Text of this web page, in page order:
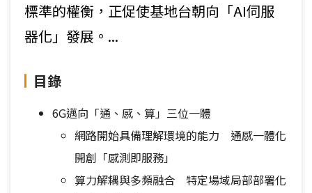
標準的權衡，正促使基地台朝向「AI伺服
器化」發展。...
目錄
6G邁向「通、感、算」三位一體
網路開始具備理解環境的能力 通感一體化
開創「感測即服務」
算力解耦與多頻融合 特定場域局部部署化